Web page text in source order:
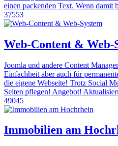
einen packenden Text. Wenn
37553
Web-Content & Web-
Joomla und andere Content
Einfachheit aber auch für
die eigene Webseite! Trotz Social
Seiten pflegen! Angebot!
49045
Immobilien am